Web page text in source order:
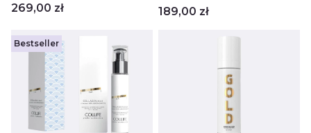
Cena
269,00 zł Cena
189,00 zł
Bestseller